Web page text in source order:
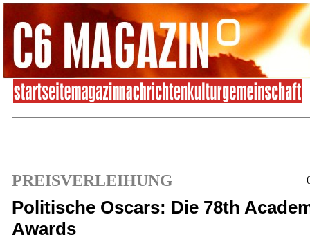
PREISVERLEIHUNG
Politische Oscars: Die 78th
Awards